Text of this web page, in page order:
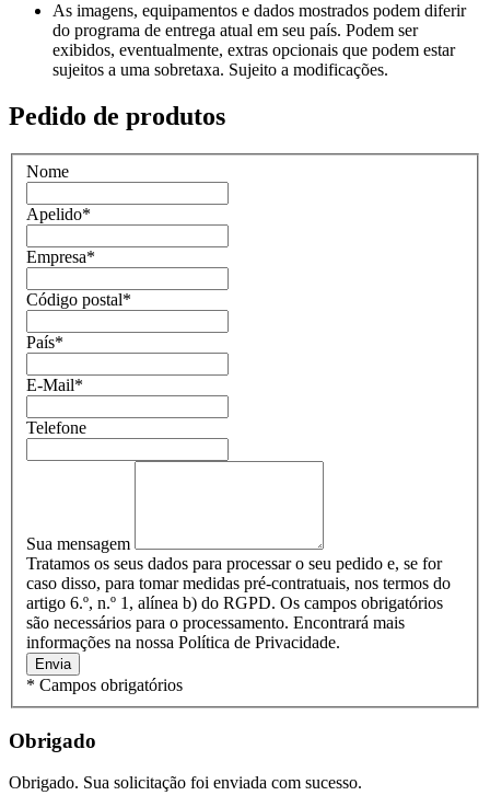
As imagens, equipamentos e dados mostrados podem diferir
do programa de entrega atual em seu país. Podem ser
exibidos, eventualmente, extras opcionais que podem estar
sujeitos a uma sobretaxa. Sujeito a modificações.
Pedido de produtos
Nome
Apelido*
Empresa*
Código postal*
País*
E-Mail*
Telefone
Sua mensagem
Tratamos os seus dados para processar o seu pedido e, se for
caso disso, para tomar medidas pré-contratuais, nos termos do
artigo 6.º, n.º 1, alínea b) do RGPD. Os campos obrigatórios
são necessários para o processamento. Encontrará mais
informações na nossa Política de Privacidade.
Envia
* Campos obrigatórios
Obrigado
Obrigado. Sua solicitação foi enviada com sucesso.